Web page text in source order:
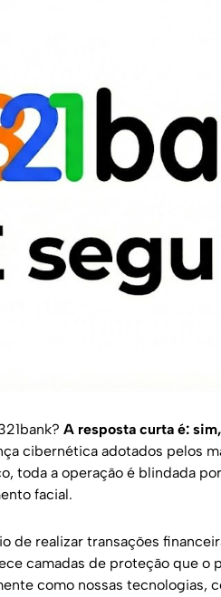
A resposta curta é:
cibernética adotados pelos
toda a operação é blindada
facial.
de realizar transações
camadas de proteção que o
como nossas tecnologias,